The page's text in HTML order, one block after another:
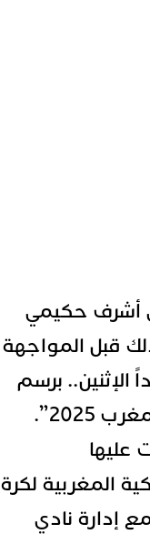
أشرف حكيمي
قبل المواجهة
برسم
المغربية لكرة
إدارة نادي